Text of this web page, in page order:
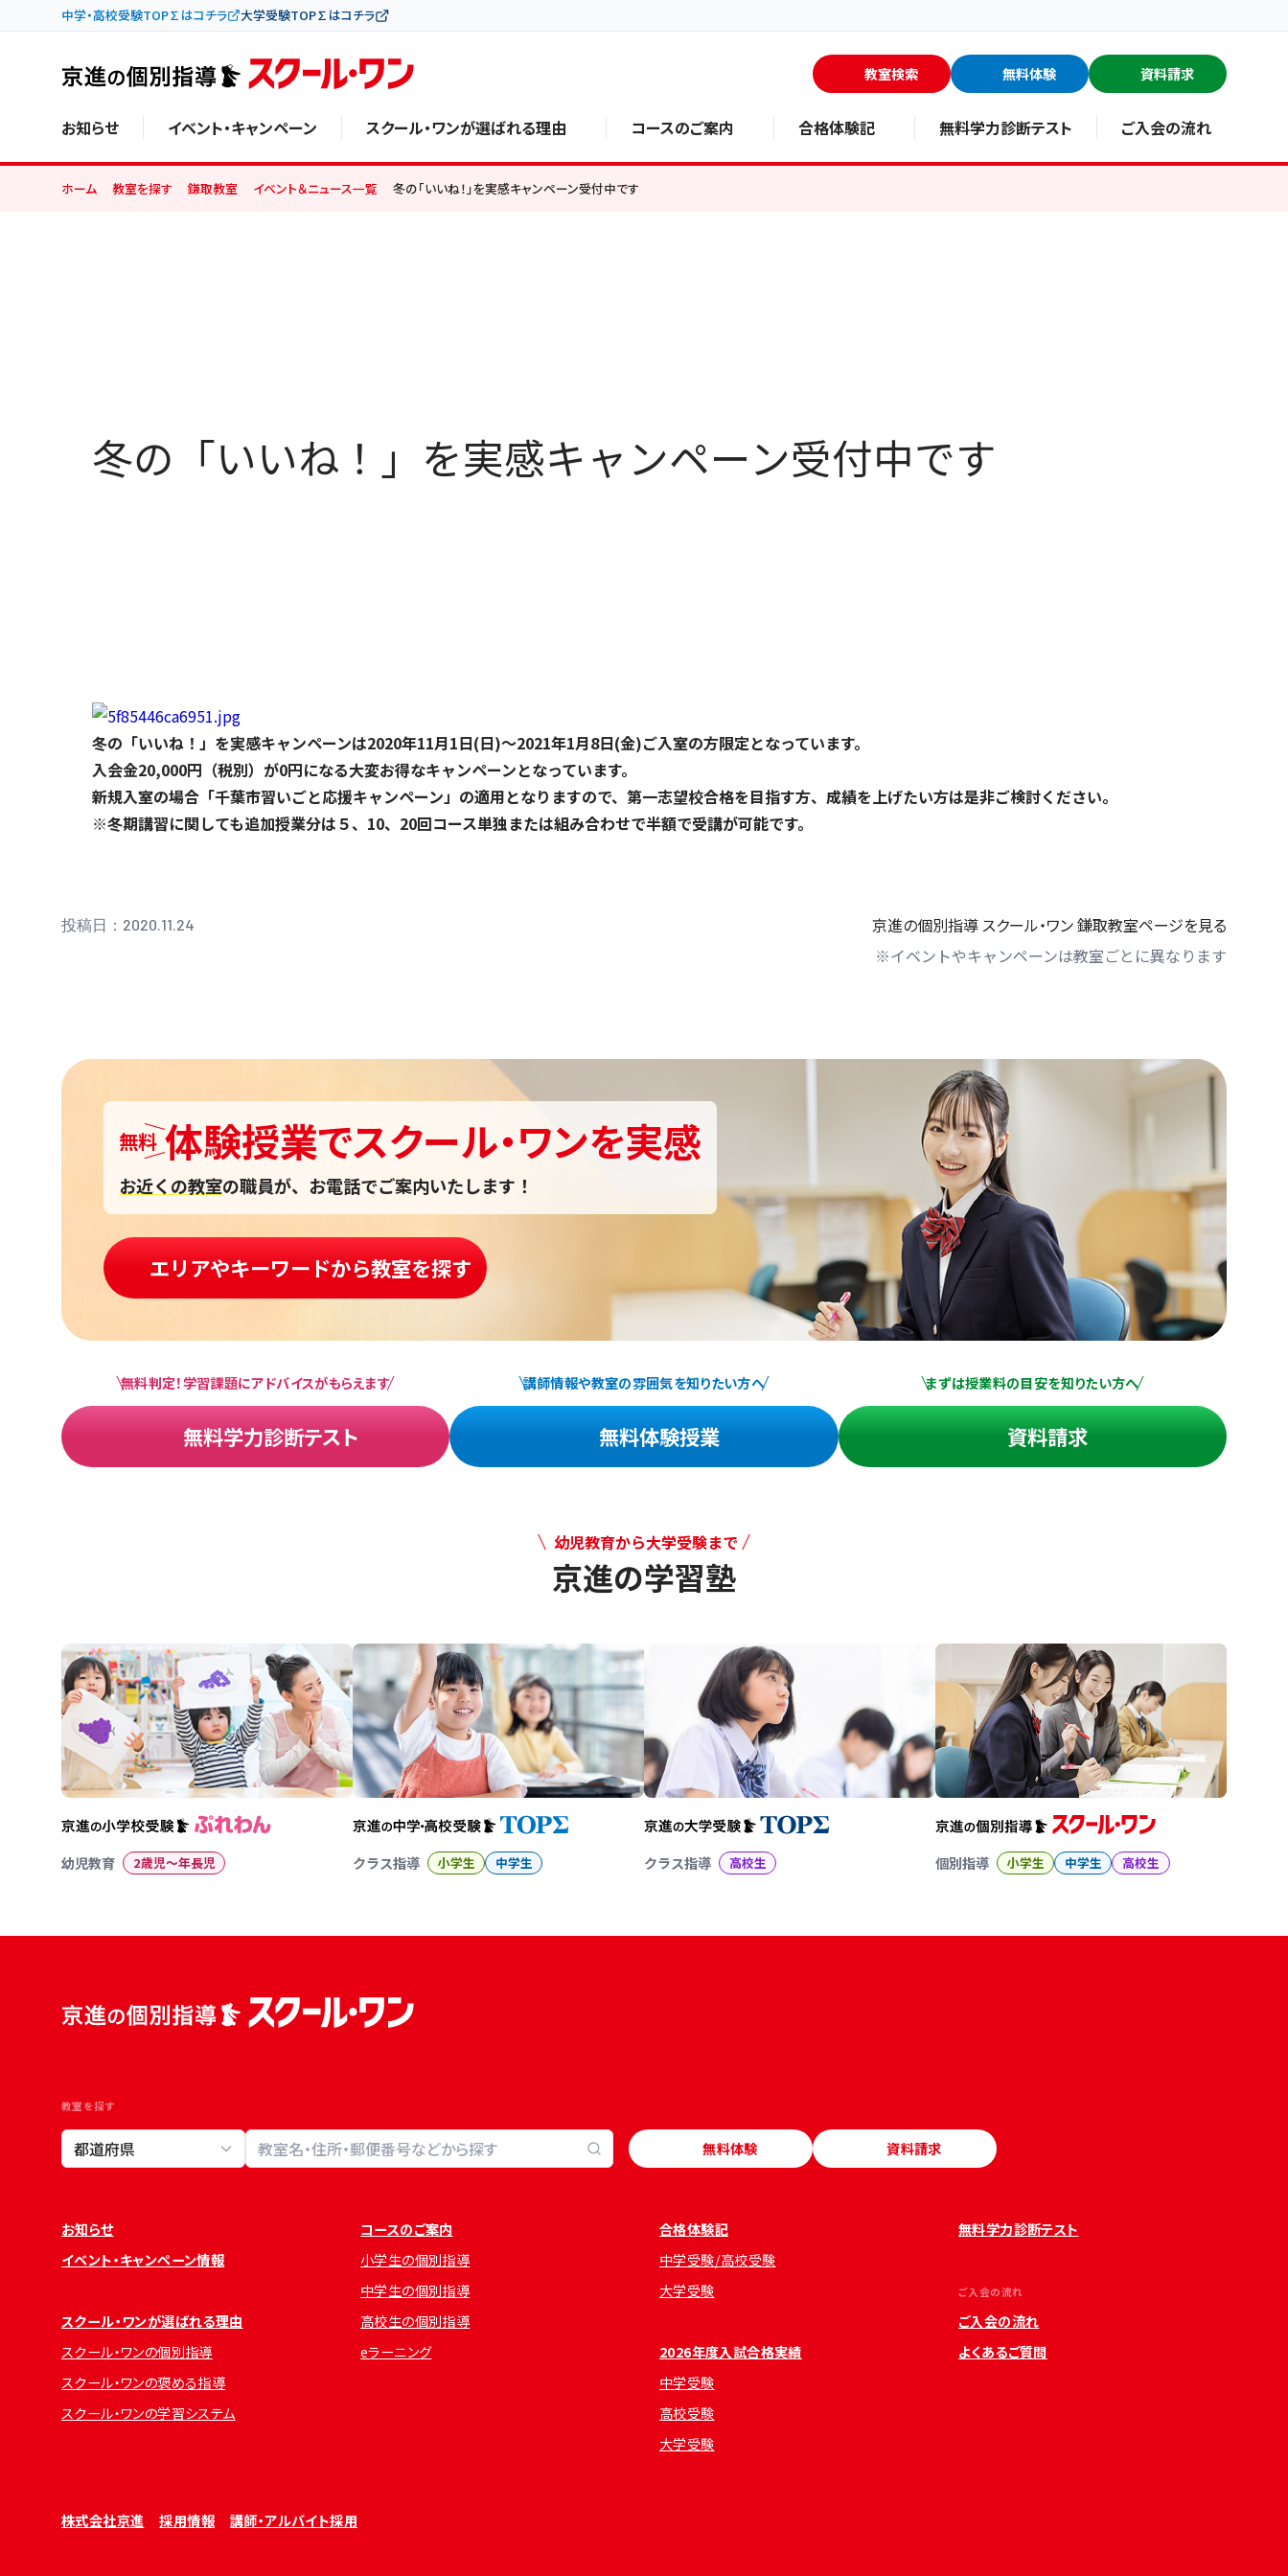
中学・高校受験TOP∑はコチラ 大学受験TOP∑はコチラ
教室検索 無料体験 資料請求
お知らせ イベント・キャンペーン スクール・ワンが選ばれる理由 コースのご案内 合格体験記 無料学力診断テスト ご入会の流れ
ホーム 教室を探す 鎌取教室 イベント＆ニュース一覧 冬の「いいね！」を実感キャンペーン受付中です
冬の「いいね！」を実感キャンペーン受付中です
冬の「いいね！」を実感キャンペーンは2020年11月1日(日)～2021年1月8日(金)ご入室の方限定となっています。
入会金20,000円（税別）が0円になる大変お得なキャンペーンとなっています。
新規入室の場合「千葉市習いごと応援キャンペーン」の適用となりますので、第一志望校合格を目指す方、成績を上げたい方は是非ご検討ください。
※冬期講習に関しても追加授業分は５、10、20回コース単独または組み合わせで半額で受講が可能です。
京進の個別指導 スクール・ワン 鎌取教室ページを見る
※イベントやキャンペーンは教室ごとに異なります
投稿日：2020.11.24
無料 体験授業でスクール・ワンを実感
お近くの教室の職員が、お電話でご案内いたします！
エリアやキーワードから教室を探す
無料判定！学習課題にアドバイスがもらえます
無料学力診断テスト
講師情報や教室の雰囲気を知りたい方へ
無料体験授業
まずは授業料の目安を知りたい方へ
資料請求
幼児教育から大学受験まで
京進の学習塾
幼児教育 2歳児〜年長児 クラス指導 小学生 中学生 クラス指導 高校生 個別指導 小学生 中学生 高校生
教室を探す
教室検索 無料体験 資料請求
お知らせ
イベント・キャンペーン情報
スクール・ワンが選ばれる理由
スクール・ワンの個別指導
スクール・ワンの褒める指導
スクール・ワンの学習システム
コースのご案内
小学生の個別指導
中学生の個別指導
高校生の個別指導
eラーニング
合格体験記
中学受験/高校受験
大学受験
2026年度入試合格実績
中学受験
高校受験
大学受験
無料学力診断テスト
ご入会の流れ
ご入会の流れ
よくあるご質問
株式会社京進 採用情報 講師・アルバイト採用